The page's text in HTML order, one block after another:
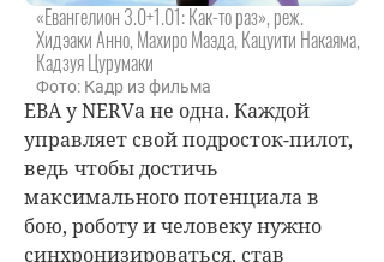
«Евангелион 3.0+1.01: Как-то раз», реж.
Хидэаки Анно, Махиро Маэда, Кацуити Накаяма,
Кадзуя Цурумаки
Фото: Кадр из фильма
ЕВА у NERVа не одна. Каждой
управляет свой подросток-пилот,
ведь чтобы достичь
максимального потенциала в
бою, роботу и человеку нужно
синхронизироваться, став